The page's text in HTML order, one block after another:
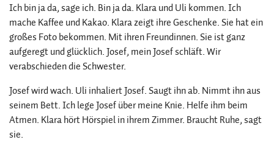
Ich bin ja da, sage ich. Bin ja da. Klara und Uli kommen. Ich
mache Kaffee und Kakao. Klara zeigt ihre Geschenke. Sie hat ein
großes Foto bekommen. Mit ihren Freundinnen. Sie ist ganz
aufgeregt und glücklich. Josef, mein Josef schläft. Wir
verabschieden die Schwester.
Josef wird wach. Uli inhaliert Josef. Saugt ihn ab. Nimmt ihn aus
seinem Bett. Ich lege Josef über meine Knie. Helfe ihm beim
Atmen. Klara hört Hörspiel in ihrem Zimmer. Braucht Ruhe, sagt
sie.